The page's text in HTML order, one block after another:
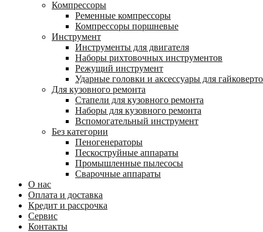
Компрессоры
Ременные компрессоры
Компрессоры поршневые
Инструмент
Инструменты для двигателя
Наборы рихтовочных инструментов
Режущий инструмент
Ударные головки и аксессуары для
Для кузовного ремонта
Стапели для кузовного ремонта
Наборы для кузовного ремонта
Вспомогательный инструмент
Без категории
Пеногенераторы
Пескоструйные аппараты
Промышленные пылесосы
Сварочные аппараты
О нас
Оплата и доставка
Кредит и рассрочка
Сервис
Контакты